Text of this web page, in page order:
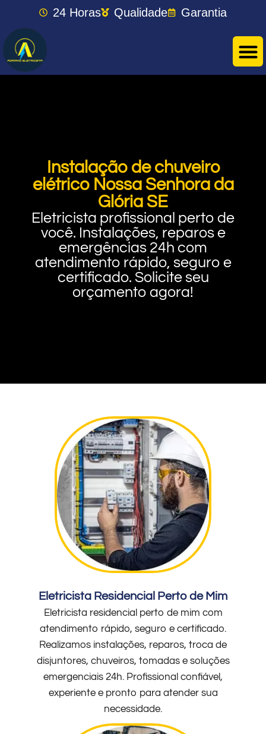
24 Horas Qualidade Garantia
Instalação de chuveiro
elétrico Nossa Senhora da
Glória SE
Eletricista profissional perto de
você. Instalações, reparos e
emergências 24h com
atendimento rápido, seguro e
certificado. Solicite seu
orçamento agora!
Eletricista Residencial Perto de Mim
Eletricista residencial perto de mim com
atendimento rápido, seguro e certificado.
Realizamos instalações, reparos, troca de
disjuntores, chuveiros, tomadas e soluções
emergenciais 24h. Profissional confiável,
experiente e pronto para atender sua
necessidade.